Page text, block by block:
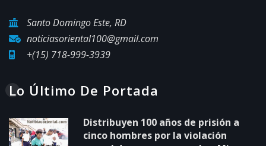
Santo Domingo Este, RD
noticiasoriental100@gmail.com
+(15) 718-999-3939
Lo Último De Portada
Distribuyen 100 años de prisión a
cinco hombres por la violación